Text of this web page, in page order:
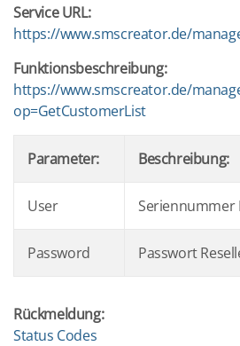
Service URL:
https://www.smscreator.de/
Funktionsbeschreibung:
https://www.smscreator.de/
op=GetCustomerList
Parameter: Beschreibung:
User Seriennummer
Password Passwort
Rückmeldung:
Status Codes